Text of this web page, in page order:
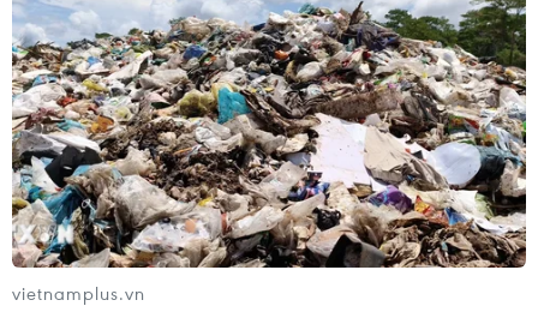
tại Vietnam Insurance Summit 2026
05/08/2026 08:10
Từ thương cảng Sài Gòn đến trung
tâm tài chính quốc tế nhìn từ
Vietcombank Tower
05/08/2026 08:09
vietnamplus.vn